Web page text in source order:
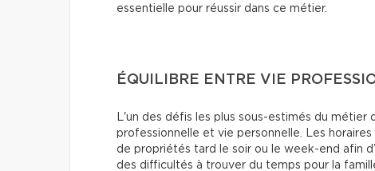
essentielle pour réussir dans ce métier.
ÉQUILIBRE ENTRE VIE
L'un des défis les plus sous-estimés du
professionnelle et vie personnelle. Les
de propriétés tard le soir ou le week-end afin
des difficultés à trouver du temps pour la